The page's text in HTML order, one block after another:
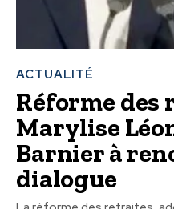
ACTUALITÉ
Réforme des
Marylise
Barnier à
dialogue